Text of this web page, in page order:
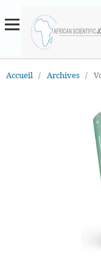
Accueil / Archives /